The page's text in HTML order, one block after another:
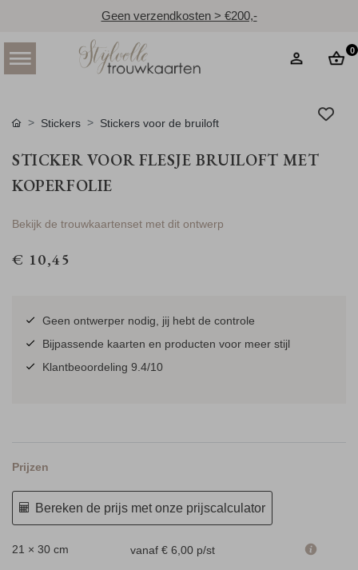
Geen verzendkosten > €200,-
0
Stickers Stickers voor de bruiloft
STICKER VOOR FLESJE BRUILOFT MET
KOPERFOLIE
Bekijk de trouwkaartenset met dit ontwerp
€ 10,45
Geen ontwerper nodig, jij hebt de controle
Bijpassende kaarten en producten voor meer stijl
Klantbeoordeling 9.4/10
Prijzen
Bereken de prijs met onze prijscalculator
21 × 30 cm vanaf € 6,00 p/st